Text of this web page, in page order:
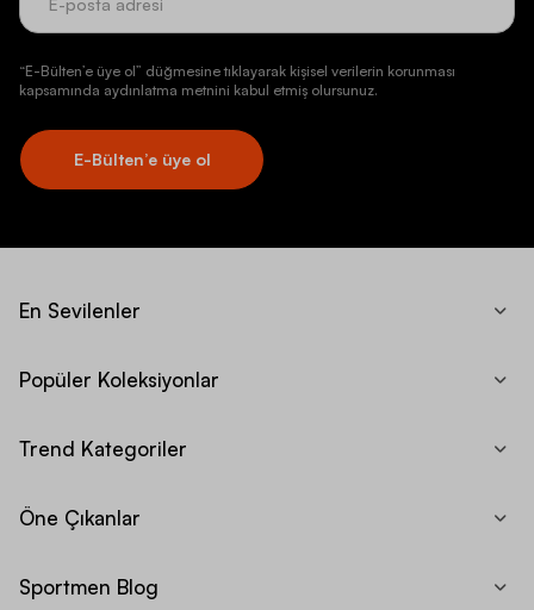
“E-Bülten’e üye ol” düğmesine tıklayarak kişisel verilerin korunması
kapsamında aydınlatma metnini kabul etmiş olursunuz.
E-Bülten’e üye ol
En Sevilenler
Popüler Koleksiyonlar
Trend Kategoriler
Öne Çıkanlar
Sportmen Blog